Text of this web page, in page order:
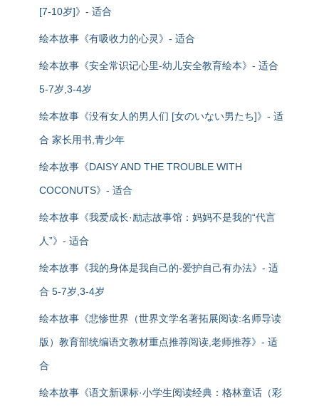
[7-10岁]》- 适合
绘本故事《有吸收力的心灵》- 适合
绘本故事《安全常识记心里-幼儿安全教育绘本》- 适合
5-7岁,3-4岁
绘本故事《没有女人的男人们 [女のいない男たち]》- 适
合 家长用书,青少年
绘本故事《DAISY AND THE TROUBLE WITH
COCONUTS》- 适合
绘本故事《我爱成长·励志故事馆：妈妈不是我的“代言
人”》- 适合
绘本故事《我的身体是我自己的-爱护自己有办法》- 适
合 5-7岁,3-4岁
绘本故事《悲惨世界（世界文学名著拓展阅读:名师导读
版）教育部统编语文教材重点推荐阅读,老师推荐》- 适
合
绘本故事《语文新课标·小学生阅读经典：格林童话（彩